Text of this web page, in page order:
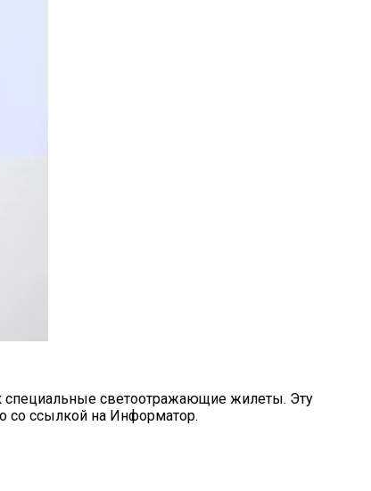
специальные светоотражающие жилеты. Эту
со ссылкой на Информатор.